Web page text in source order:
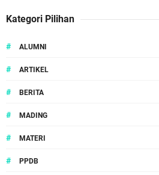
Kategori Pilihan
# ALUMNI
# ARTIKEL
# BERITA
# MADING
# MATERI
# PPDB